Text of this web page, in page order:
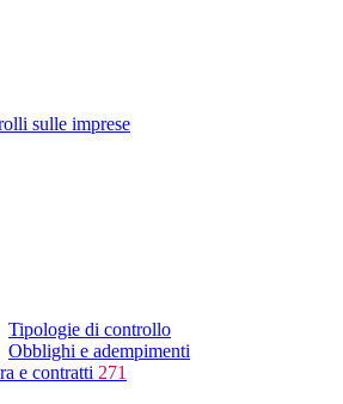
sulle imprese
Tipologie di controllo
Obblighi e adempimenti
e contratti 271